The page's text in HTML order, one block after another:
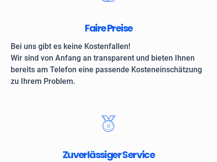
Faire Preise
Bei uns gibt es keine Kostenfallen!
Wir sind von Anfang an transparent und bieten Ihnen
bereits am Telefon eine passende Kosteneinschätzung
zu Ihrem Problem.
Zuverlässiger Service